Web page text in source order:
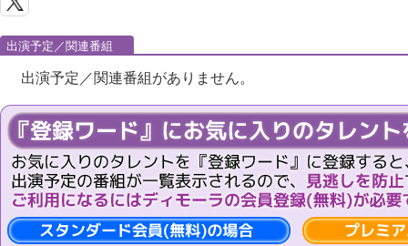
出演予定／関連番組
出演予定／関連番組がありません。